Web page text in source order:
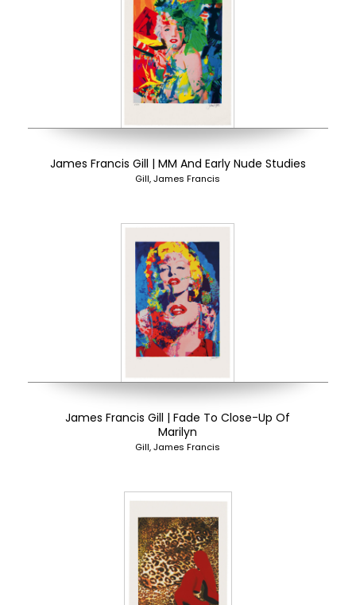
James Francis Gill | MM And Early Nude Studies
Gill, James Francis
James Francis Gill | Fade To Close-Up Of
Marilyn
Gill, James Francis